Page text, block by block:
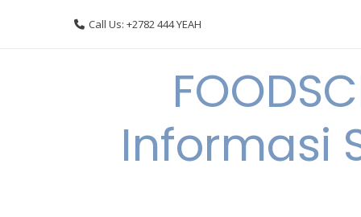
Call Us: +2782 444 YEAH
Informasi